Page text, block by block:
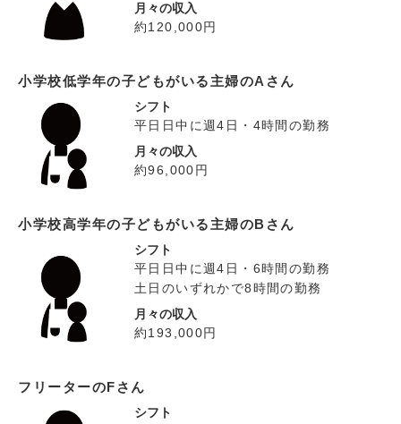
月々の収入
約120,000円
小学校低学年の子どもがいる主婦のAさん
シフト
平日日中に週4日・4時間の勤務
月々の収入
約96,000円
小学校高学年の子どもがいる主婦のBさん
シフト
平日日中に週4日・6時間の勤務
土日のいずれかで8時間の勤務
月々の収入
約193,000円
フリーターのFさん
シフト